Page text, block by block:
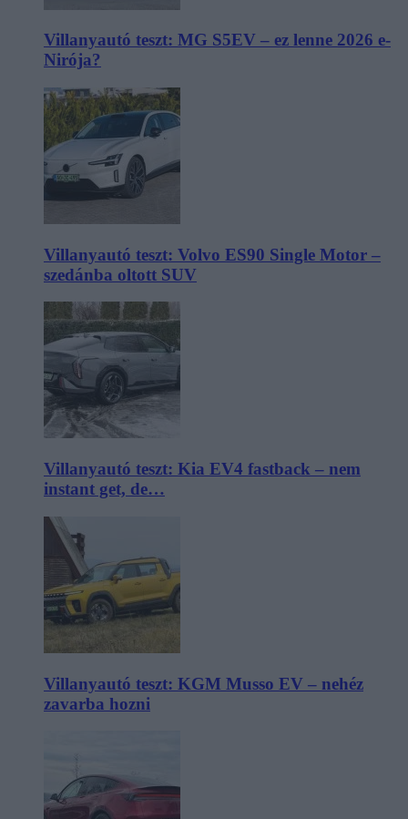
Villanyautó teszt: MG S5EV – ez lenne 2026 e-
Nirója?
Villanyautó teszt: Volvo ES90 Single Motor –
szedánba oltott SUV
Villanyautó teszt: Kia EV4 fastback – nem
instant get, de…
Villanyautó teszt: KGM Musso EV – nehéz
zavarba hozni